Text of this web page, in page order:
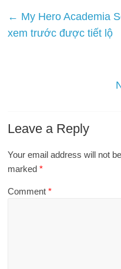
← My Hero Academia
xem trước được tiết lộ
Leave a Reply
Your email address will not
marked*
Comment*